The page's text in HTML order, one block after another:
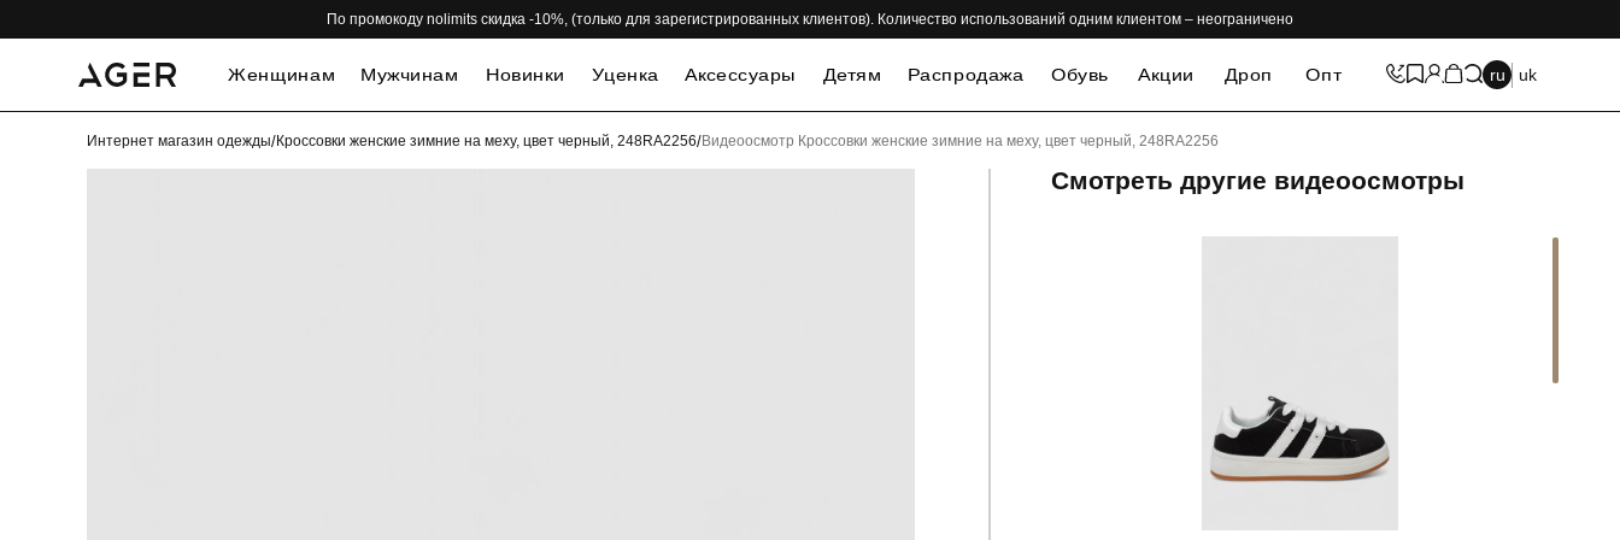
По промокоду nolimits скидка -10%, (только для зарегистрированных клиентов). Количество использований одним клиентом – неограничено
Женщинам Мужчинам Новинки Уценка Аксессуары Детям Распродажа Обувь Акции Дроп Опт ru uk
Интернет магазин одежды/Кроссовки женские зимние на меху, цвет черный, 248RA2256/Видеоосмотр Кроссовки женские зимние на меху, цвет черный, 248RA2256
Смотреть другие видеоосмотры